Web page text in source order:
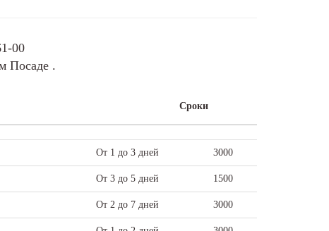
00
Посаде .
Сроки
От 1 до 3 дней 3000
От 3 до 5 дней 1500
От 2 до 7 дней 3000